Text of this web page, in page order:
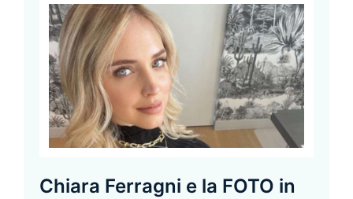
Chiara Ferragni e la FOTO in